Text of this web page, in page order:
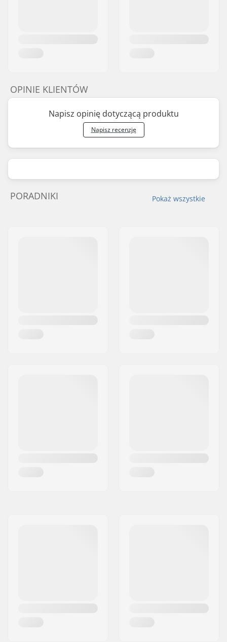
OPINIE KLIENTÓW
Napisz opinię dotyczącą produktu
Napisz recenzję
Pokaż wszystkie
PORADNIKI